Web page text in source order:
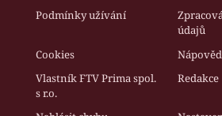
Podmínky užívání
údajů
Cookies
Vlastník FTV Prima spol.
s r.o.
Redakce